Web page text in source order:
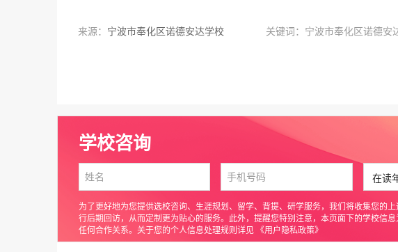
来源： 宁波市奉化区诺德安达学校 关键词：宁波市奉化区诺德安
学校咨询
为了更好地为您提供选校咨询、生涯规划、留学、背提、研学服务，我们将收集您的
行后期回访，从而定制更为贴心的服务。此外，提醒您特别注意，本页面下的学校信
任何合作关系。关于您的个人信息处理规则详见 《用户隐私政策》